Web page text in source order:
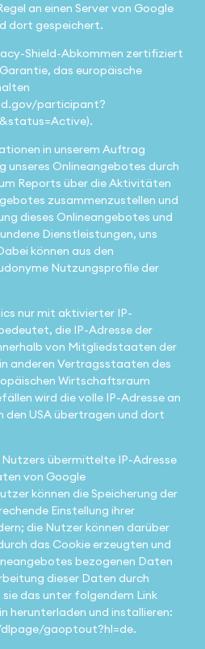
an einen Server von Google
dort gespeichert.
Shield-Abkommen zertifiziert
das europäische
participant?
in unserem Auftrag
unseres Onlineangebotes durch
Reports über die Aktivitäten
zusammenzustellen und
dieses Onlineangebotes und
Dienstleistungen, uns
können aus den
Nutzungsprofile der
nur mit aktivierter IP-
die IP-Adresse der
von Mitgliedstaaten der
anderen Vertragsstaaten des
Wirtschaftsraum
wird die volle IP-Adresse an
den USA übertragen und dort
Nutzers übermittelte IP-Adresse
von Google
können die Speicherung der
Einstellung ihrer
die Nutzer können darüber
das Cookie erzeugten und
bezogenen Daten
dieser Daten durch
das unter folgendem Link
herunterladen und installieren:
gaoptout?hl=de.